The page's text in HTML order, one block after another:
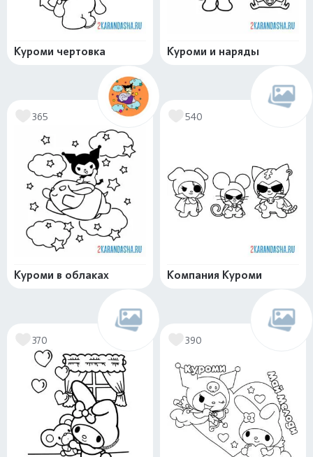
Куроми чертовка Куроми и наряды
365
Куроми в облаках
540
Компания Куроми
370 390